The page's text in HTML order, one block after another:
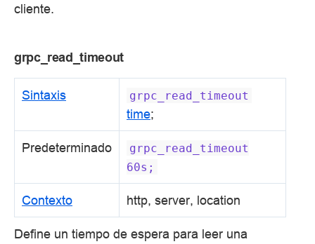
cliente.
grpc_read_timeout
Sintaxis grpc_read_timeout
time;
Predeterminado
grpc_read_timeout
60s;
Contexto http, server, location
Define un tiempo de espera para leer una